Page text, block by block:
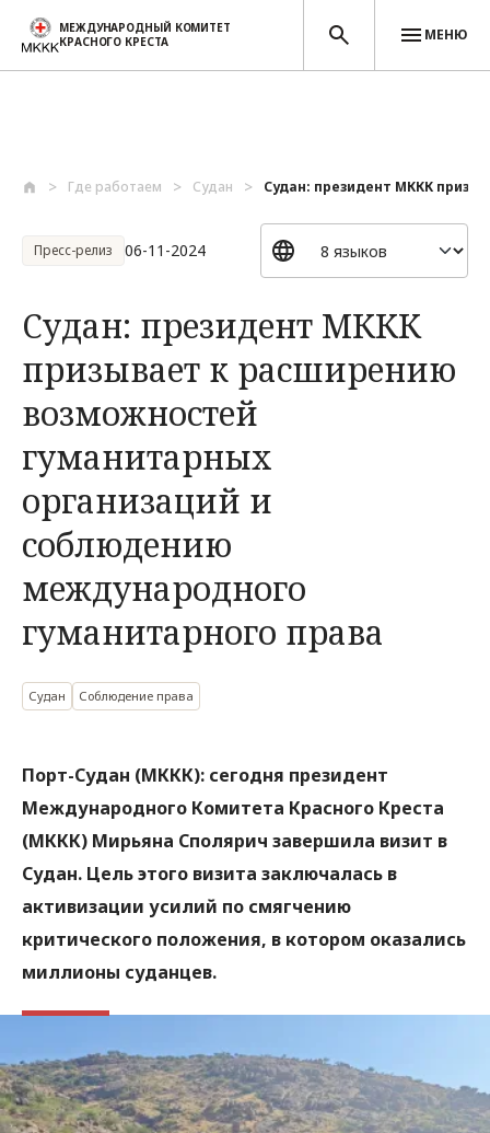
МЕЖДУНАРОДНЫЙ КОМИТЕТ
КРАСНОГО КРЕСТА
МЕНЮ
Где работаем Судан Судан: президент МККК
Пресс-релиз 06-11-2024
Судан: президент МККК
призывает к расширению
возможностей
гуманитарных
организаций и
соблюдению
международного
гуманитарного права
Судан Соблюдение права
Порт-Судан (МККК): сегодня президент
Международного Комитета Красного Креста
(МККК) Мирьяна Сполярич завершила визит в
Судан. Цель этого визита заключалась в
активизации усилий по смягчению
критического положения, в котором оказались
миллионы суданцев.